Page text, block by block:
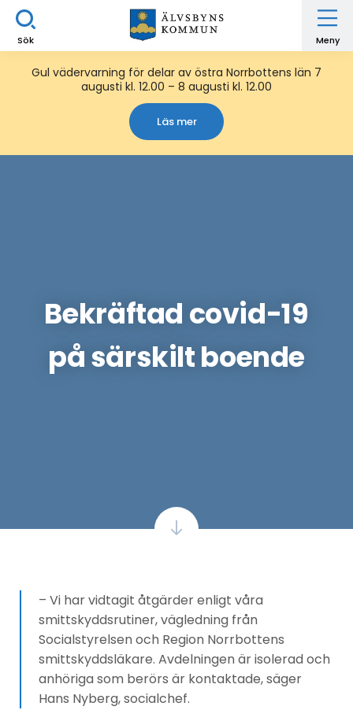
Sök Meny
Gul vädervarning för delar av östra Norrbottens län 7
augusti kl. 12.00 – 8 augusti kl. 12.00
Läs mer
Bekräftad covid-19
på särskilt boende
– Vi har vidtagit åtgärder enligt våra
smittskyddsrutiner, vägledning från
Socialstyrelsen och Region Norrbottens
smittskyddsläkare. Avdelningen är isolerad och
anhöriga som berörs är kontaktade, säger
Hans Nyberg, socialchef.